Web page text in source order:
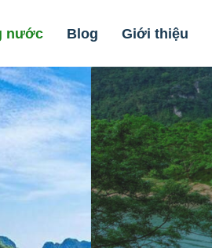
nước Blog Giới thiệu